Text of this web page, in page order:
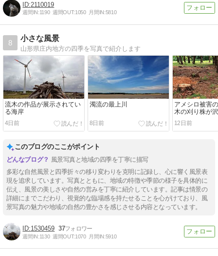
2110019
週間IN:1190 週間OUT:1050 月間IN:5810
8
小さな風景
山形県庄内地方の四季を写真で紹介します
流木の作品が展示されてい
る海岸
4日前
濁流の最上川
8日前
アメシロ被害
木の刈り株が
12日前
このブログのここがポイント
風景写真と地域の四季を丁寧に描写
多彩な自然風景と四季折々の移り変わりを克明に記録し、心に響く風景表
現を追求しています。写真とともに、地域の特徴や季節の様子を具体的に
伝え、風景の美しさや自然の営みを丁寧に紹介しています。記事は情景の
詳細にまでこだわり、視覚的な臨場感を持たせることを心がけており、風
景写真の魅力や地域の自然の豊かさを感じさせる内容となっています。
1530459 37
週間IN:1130 週間OUT:1070 月間IN:5910